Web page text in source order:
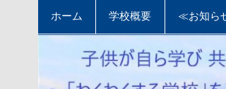
ホーム 学校概要 ≪お知ら